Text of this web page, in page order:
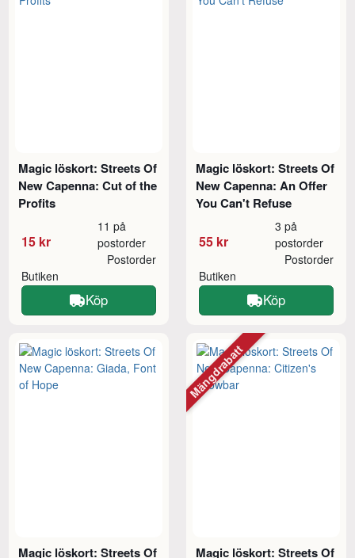
Magic löskort: Streets Of
New Capenna: Cut of the
Profits
15 kr
11 på
postorder
Butiken
Postorder
Köp
Magic löskort: Streets Of
New Capenna: An Offer
You Can't Refuse
55 kr
3 på
postorder
Butiken
Postorder
Köp
Magic löskort: Streets Of
Magic löskort: Streets Of
Mängdrabatt